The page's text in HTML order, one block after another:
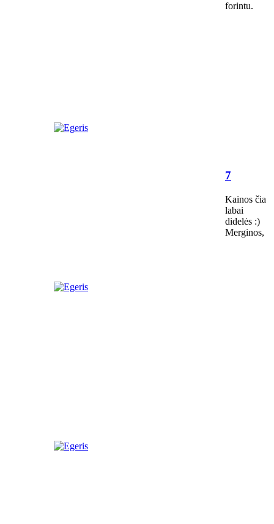
forintu.
7
Kainos čia
labai
didelės :)
Merginos,